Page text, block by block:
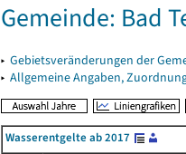
Gemeinde: Bad
▸ Gebietsveränderungen der
▸ Allgemeine Angaben,
Wasserentgelte ab 2017